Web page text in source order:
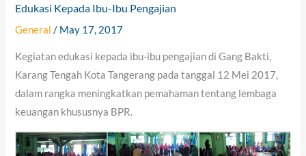
Edukasi Kepada Ibu-Ibu Pengajian
General / May 17, 2017
Kegiatan edukasi kepada ibu-ibu pengajian di Gang Bakti,
Karang Tengah Kota Tangerang pada tanggal 12 Mei 2017,
dalam rangka meningkatkan pemahaman tentang lembaga
keuangan khususnya BPR.